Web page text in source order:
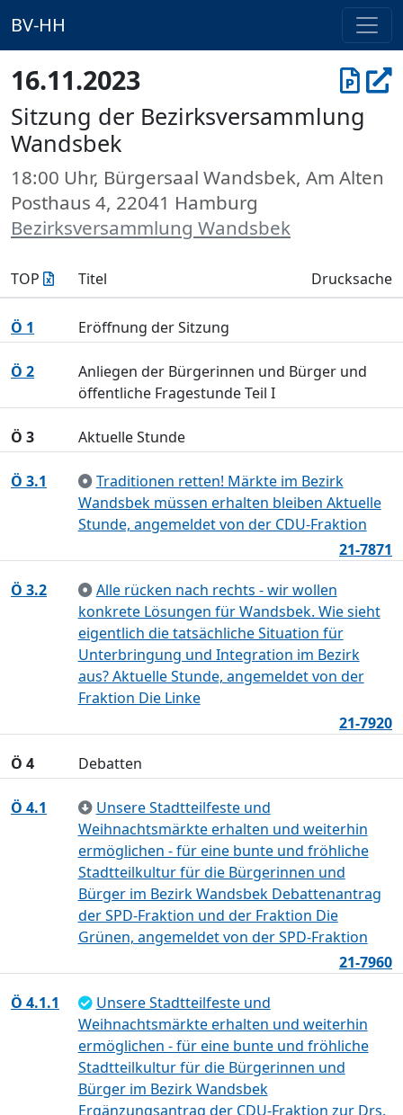
BV-HH
16.11.2023
Sitzung der Bezirksversammlung
Wandsbek
18:00 Uhr, Bürgersaal Wandsbek, Am Alten
Posthaus 4, 22041 Hamburg
Bezirksversammlung Wandsbek
TOP Titel Drucksache
Ö 1 Eröffnung der Sitzung
Ö 2
Anliegen der Bürgerinnen und Bürger und
öffentliche Fragestunde Teil I
Ö 3 Aktuelle Stunde
Ö 3.1
Traditionen retten! Märkte im Bezirk
Wandsbek müssen erhalten bleiben Aktuelle
Stunde, angemeldet von der CDU-Fraktion
21-7871
Ö 3.2
Alle rücken nach rechts - wir wollen
konkrete Lösungen für Wandsbek. Wie sieht
eigentlich die tatsächliche Situation für
Unterbringung und Integration im Bezirk
aus? Aktuelle Stunde, angemeldet von der
Fraktion Die Linke
21-7920
Ö 4 Debatten
Ö 4.1
Unsere Stadtteilfeste und
Weihnachtsmärkte erhalten und weiterhin
ermöglichen - für eine bunte und fröhliche
Stadtteilkultur für die Bürgerinnen und
Bürger im Bezirk Wandsbek Debattenantrag
der SPD-Fraktion und der Fraktion Die
Grünen, angemeldet von der SPD-Fraktion
21-7960
Ö 4.1.1
Unsere Stadtteilfeste und
Weihnachtsmärkte erhalten und weiterhin
ermöglichen - für eine bunte und fröhliche
Stadtteilkultur für die Bürgerinnen und
Bürger im Bezirk Wandsbek
Ergänzungsantrag der CDU-Fraktion zur Drs.